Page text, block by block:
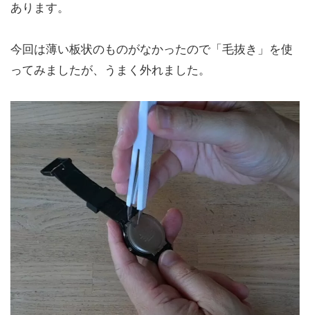
あります。
今回は薄い板状のものがなかったので「毛抜き」を使
ってみましたが、うまく外れました。